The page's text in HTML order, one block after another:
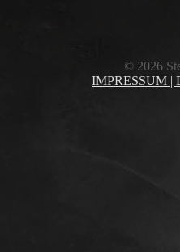
© 2026
IMPRESSUM |